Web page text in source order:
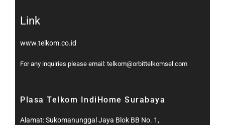
Link
www.telkom.co.id
For any inquiries please email: telkom@orbittelkomsel.com
Plasa Telkom IndiHome Surabaya
Alamat: Sukomanunggal Jaya Blok BB No. 1,